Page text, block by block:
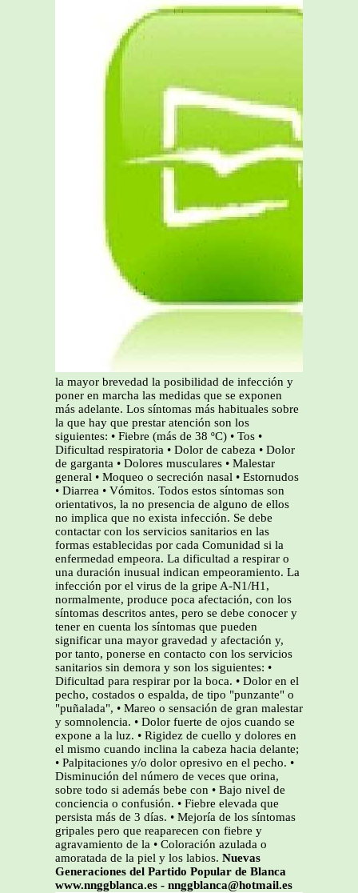
la mayor brevedad la posibilidad de infección y
poner en marcha las medidas que se exponen
más adelante. Los síntomas más habituales sobre
la que hay que prestar atención son los
siguientes: • Fiebre (más de 38 ºC) • Tos •
Dificultad respiratoria • Dolor de cabeza • Dolor
de garganta • Dolores musculares • Malestar
general • Moqueo o secreción nasal • Estornudos
• Diarrea • Vómitos. Todos estos síntomas son
orientativos, la no presencia de alguno de ellos
no implica que no exista infección. Se debe
contactar con los servicios sanitarios en las
formas establecidas por cada Comunidad si la
enfermedad empeora. La dificultad a respirar o
una duración inusual indican empeoramiento. La
infección por el virus de la gripe A-N1/H1,
normalmente, produce poca afectación, con los
síntomas descritos antes, pero se debe conocer y
tener en cuenta los síntomas que pueden
significar una mayor gravedad y afectación y,
por tanto, ponerse en contacto con los servicios
sanitarios sin demora y son los siguientes: •
Dificultad para respirar por la boca. • Dolor en el
pecho, costados o espalda, de tipo "punzante" o
"puñalada", • Mareo o sensación de gran malestar
y somnolencia. • Dolor fuerte de ojos cuando se
expone a la luz. • Rigidez de cuello y dolores en
el mismo cuando inclina la cabeza hacia delante;
• Palpitaciones y/o dolor opresivo en el pecho. •
Disminución del número de veces que orina,
sobre todo si además bebe con • Bajo nivel de
conciencia o confusión. • Fiebre elevada que
persista más de 3 días. • Mejoría de los síntomas
gripales pero que reaparecen con fiebre y
agravamiento de la • Coloración azulada o
amoratada de la piel y los labios. Nuevas
Generaciones del Partido Popular de Blanca
www.nnggblanca.es - nnggblanca@hotmail.es